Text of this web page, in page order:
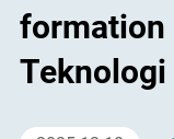
formation
Teknologi